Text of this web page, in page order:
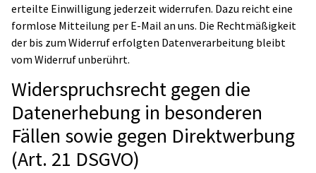
erteilte Einwilligung jederzeit widerrufen. Dazu reicht eine
formlose Mitteilung per E-Mail an uns. Die Rechtmäßigkeit
der bis zum Widerruf erfolgten Datenverarbeitung bleibt
vom Widerruf unberührt.
Widerspruchsrecht gegen die
Datenerhebung in besonderen
Fällen sowie gegen Direktwerbung
(Art. 21 DSGVO)